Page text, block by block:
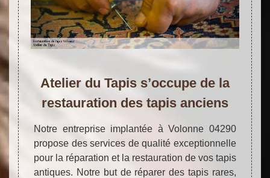
Atelier du Tapis s’occupe de la
restauration des tapis anciens
Notre entreprise implantée à Volonne 04290
propose des services de qualité exceptionnelle
pour la réparation et la restauration de vos tapis
antiques. Notre but de réparer des tapis rares,